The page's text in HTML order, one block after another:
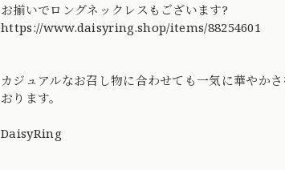
お揃いでロングネックレスもございます?
https://www.daisyring.shop/items/88254601
カジュアルなお召し物に合わせても一気に華やか
おります。
DaisyRing